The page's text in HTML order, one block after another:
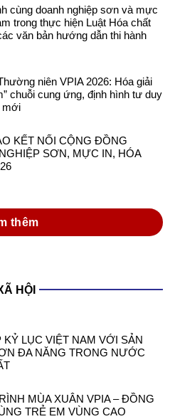
cùng doanh nghiệp sơn và mực
trong thực hiện Luật Hóa chất
văn bản hướng dẫn thi hành
niên VPIA 2026: Hóa giải
chuỗi cung ứng, định hình tư duy
mới
KẾT NỐI CỘNG ĐỒNG
SƠN, MỰC IN, HÓA
thêm
HỘI
KỶ LỤC VIỆT NAM VỚI SẢN
ĐA NĂNG TRONG NƯỚC
MÙA XUÂN VPIA – ĐỒNG
TRẺ EM VÙNG CAO